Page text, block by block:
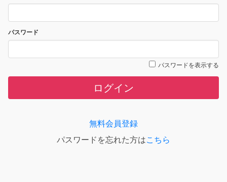
パスワード
パスワードを表示する
ログイン
無料会員登録
パスワードを忘れた方はこちら